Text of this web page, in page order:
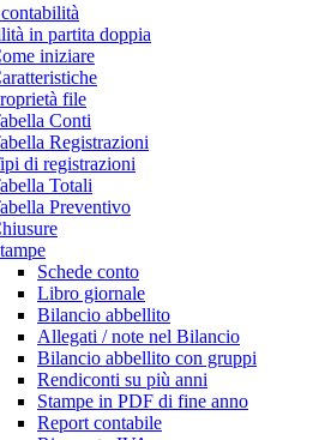
in partita doppia
iniziare
file
Conti
Registrazioni
di registrazioni
Totali
Preventivo
Schede conto
Libro giornale
Bilancio abbellito
Allegati / note nel Bilancio
Bilancio abbellito con gruppi
Rendiconti su più anni
Stampe in PDF di fine anno
Report contabile